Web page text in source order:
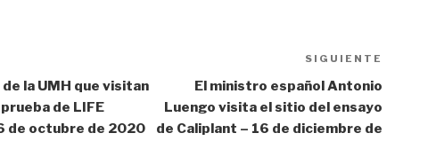
la UMH que visitan
de LIFE
de octubre de 2020
SIGUIENTE
El ministro español Antonio
Luengo visita el sitio del ensayo
de Caliplant – 16 de diciembre de